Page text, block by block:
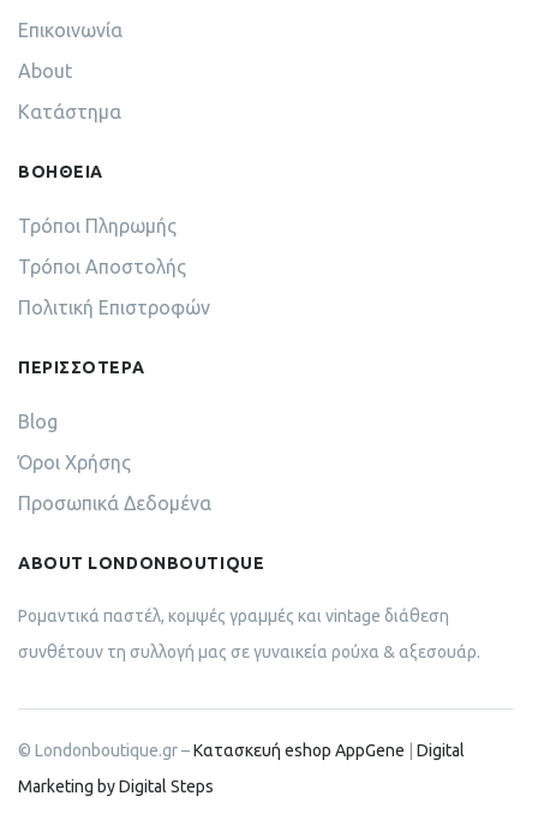
Επικοινωνία
About
Κατάστημα
ΒΟΗΘΕΙΑ
Τρόποι Πληρωμής
Τρόποι Αποστολής
Πολιτική Επιστροφών
ΠΕΡΙΣΣΟΤΕΡΑ
Blog
Όροι Χρήσης
Προσωπικά Δεδομένα
ABOUT LONDONBOUTIQUE
Ρομαντικά παστέλ, κομψές γραμμές και vintage διάθεση
συνθέτουν τη συλλογή μας σε γυναικεία ρούχα & αξεσουάρ.
© Londonboutique.gr –Κατασκευή eshop AppGene
Digital
Marketing by Digital Steps